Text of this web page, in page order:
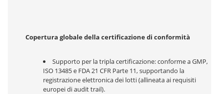
Copertura globale della certificazione di conformità
Supporto per la tripla certificazione: conforme a GMP,
ISO 13485 e FDA 21 CFR Parte 11, supportando la
registrazione elettronica dei lotti (allineata ai requisiti
europei di audit trail).